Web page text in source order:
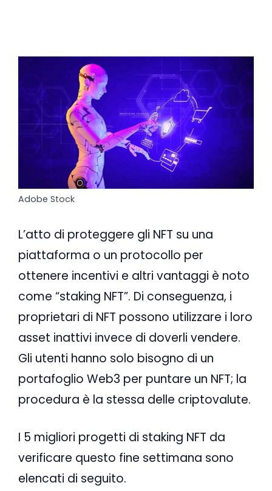
Adobe Stock
L’atto di proteggere gli NFT su una
piattaforma o un protocollo per
ottenere incentivi e altri vantaggi è noto
come “staking NFT”. Di conseguenza, i
proprietari di NFT possono utilizzare i loro
asset inattivi invece di doverli vendere.
Gli utenti hanno solo bisogno di un
portafoglio Web3 per puntare un NFT; la
procedura è la stessa delle criptovalute.
I 5 migliori progetti di staking NFT da
verificare questo fine settimana sono
elencati di seguito.